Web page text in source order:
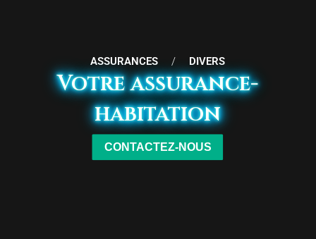
ASSURANCES / DIVERS
Votre assurance-
habitation
CONTACTEZ-NOUS